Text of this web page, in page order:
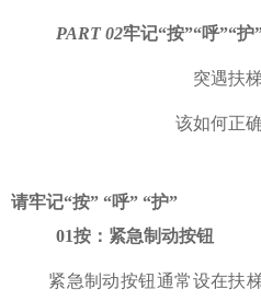
PART 02牢记“按”“呼”“护
突遇扶
该如何正
请牢记“按” “呼” “护”
01按：紧急制动按钮
紧急制动按钮通常设在扶